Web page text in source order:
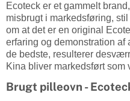
Ecoteck er et gammelt
misbrugt i markedsføring,
om at det er en original
erfaring og demonstration
de bedste, resulterer
Kina bliver markedsført
Brugt pilleovn -